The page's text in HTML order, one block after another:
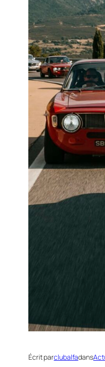
Écrit parclubalfadans